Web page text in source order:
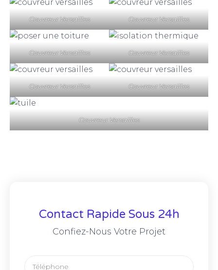
Couvreur Versailles Couvreur Versailles
Couvreur Versailles Couvreur Versailles
Couvreur Versailles Couvreur Versailles
Couvreur Versailles
Contact Rapide Sous 24h
Confiez-Nous Votre Projet